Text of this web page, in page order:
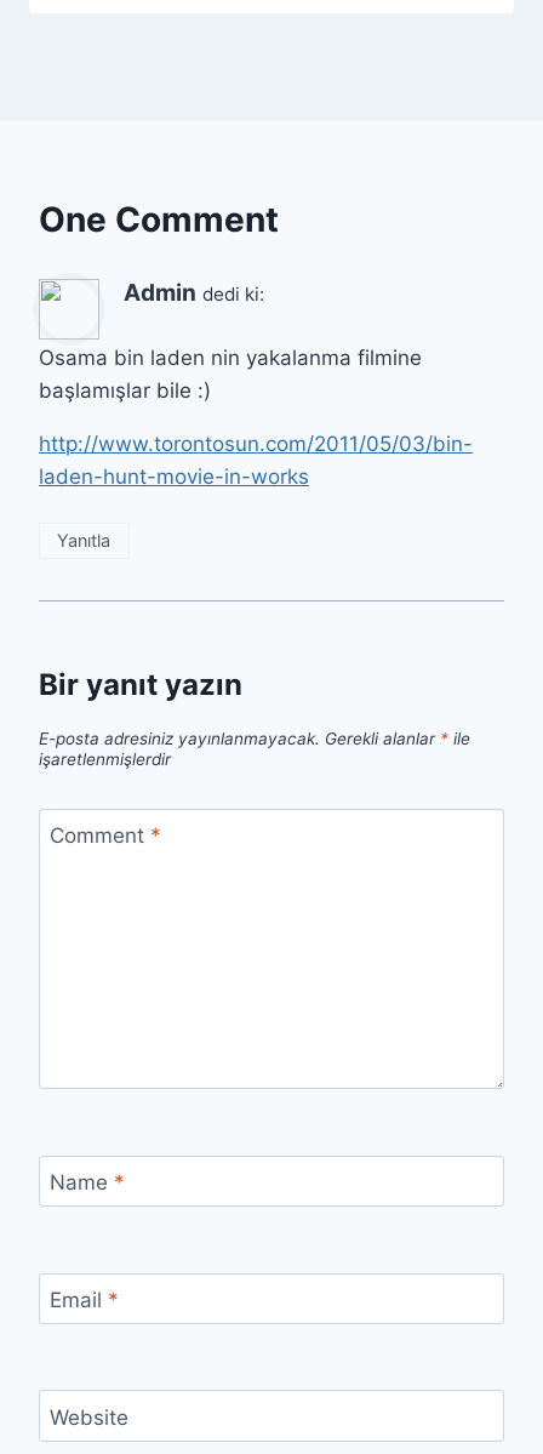
One Comment
Admin dedi ki:
Osama bin laden nin yakalanma filmine
başlamışlar bile :)
http://www.torontosun.com/2011/05/03/bin-
laden-hunt-movie-in-works
Yanıtla
Bir yanıt yazın
E-posta adresiniz yayınlanmayacak. Gerekli alanlar * ile
işaretlenmişlerdir
Comment *
Name *
Email *
Website